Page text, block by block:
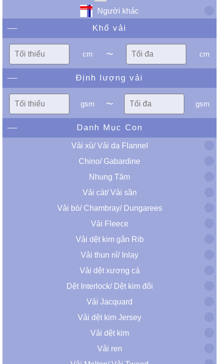
Người khác
Khổ vải
cm 〜 cm
Định lượng vải
gsm 〜 gsm
Danh Mục Con
Vải xù/ Vải dạ Flannel
Chino/ Gabardine
Nhung Tăm
Vải cát/ Vải sần
Vải bò/ Chambray/ Dungarees
Vải Fleece
Vải dệt kim gân Rib
Vải thun nỉ/ Inlay
Vải dệt xương cá
Dệt Interlock/ Dệt kim đôi
Vải Jacquard
Vải dệt kim Jersey
Vải dệt kim
Vải ren